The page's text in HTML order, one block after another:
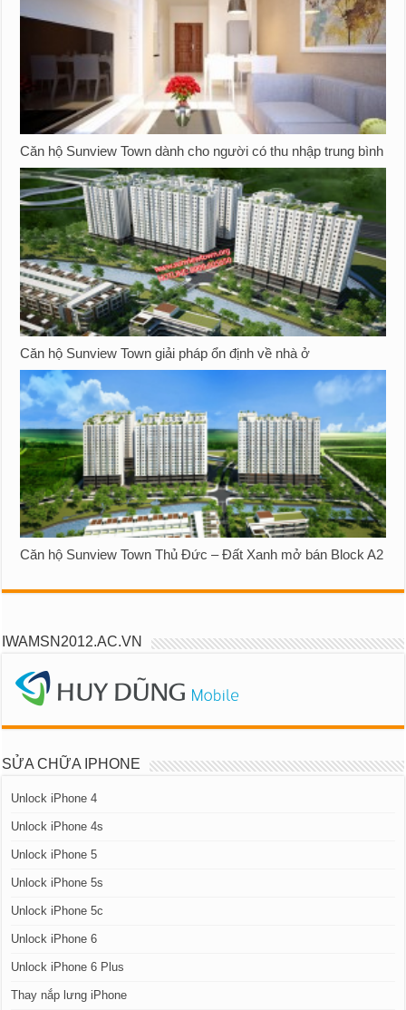
Căn hộ Sunview Town dành cho người có thu nhập trung bình
Căn hộ Sunview Town giải pháp ổn định về nhà ở
Căn hộ Sunview Town Thủ Đức – Đất Xanh mở bán Block A2
IWAMSN2012.AC.VN
SỬA CHỮA IPHONE
Unlock iPhone 4
Unlock iPhone 4s
Unlock iPhone 5
Unlock iPhone 5s
Unlock iPhone 5c
Unlock iPhone 6
Unlock iPhone 6 Plus
Thay nắp lưng iPhone